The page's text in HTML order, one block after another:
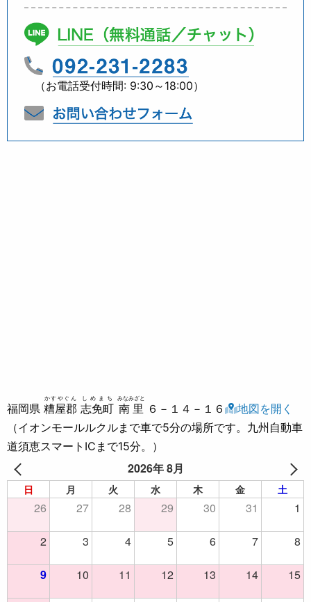
（お電話受付時間: 9:30～18:00）
福岡県 糟屋郡
かすやぐん
志免町
しめまち
南里
みなみざと
６－１４－１６
地図を開く
（イオンモールルクルまで車で5分の場所です。九州自動車
道須恵スマートICまで15分。）
2026年 8月
日 月 火 水 木 金 土
26 27 28 29 30 31 1
2 3 4 5 6 7 8
9 10 11 12 13 14 15